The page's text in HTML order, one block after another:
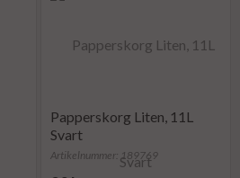
Papperskorg Liten, 11L
Svart
Artikelnummer: 189769